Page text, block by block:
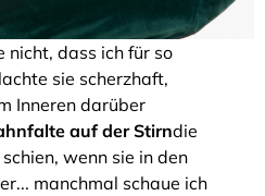
nicht, dass ich für so
sie scherzhaft,
Inneren darüber
auf der Stirndie
wenn sie in den
manchmal schaue ich